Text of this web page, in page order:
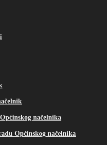
načelnika
Općinskog načelnika